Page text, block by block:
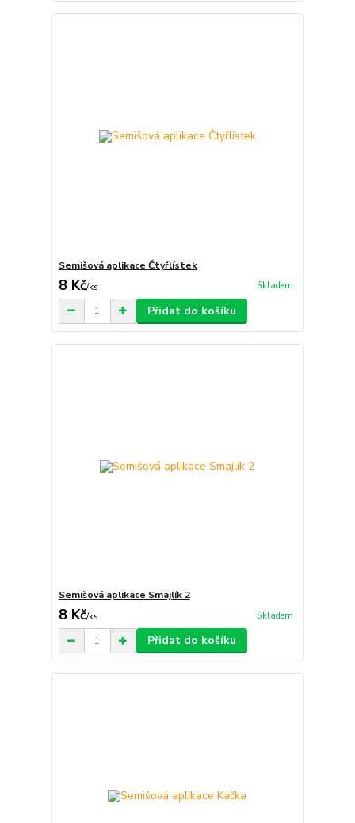
Semišová aplikace Čtyřlístek
8 Kč/ks Skladem
Přidat do košíku
Semišová aplikace Smajlík 2
8 Kč/ks Skladem
Přidat do košíku